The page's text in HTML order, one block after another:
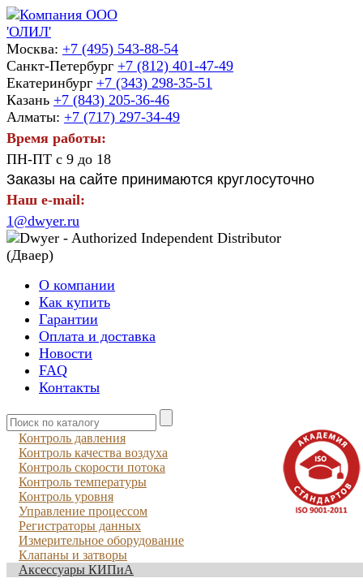
Москва: +7 (495) 543-88-54
Санкт-Петербург +7 (812) 401-47-49
Екатеринбург +7 (343) 298-35-51
Казань +7 (843) 205-36-46
Алматы: +7 (717) 297-34-49
Время работы:
ПН-ПТ с 9 до 18
Заказы на сайте принимаются круглосуточно
Наш e-mail:
1@dwyer.ru
О компании
Как купить
Гарантии
Оплата и доставка
Новости
FAQ
Контакты
Контроль давления
Контроль качества воздуха
Контроль скорости потока
Контроль температуры
Контроль уровня
Управление процессом
Регистраторы данных
Измерительное оборудование
Клапаны и затворы
Аксессуары КИПиА